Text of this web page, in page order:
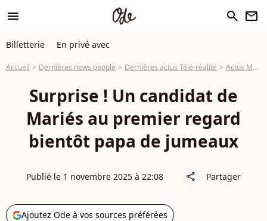
menu search newsletter
Billetterie En privé avec
Accueil Dernières news people Dernières actus Télé-réalité Actus Mariés au premier regard
Surprise ! Un candidat de
Mariés au premier regard
bientôt papa de jumeaux
Publié le 1 novembre 2025 à 22:08 share Partager
Ajoutez Ode à vos sources préférées